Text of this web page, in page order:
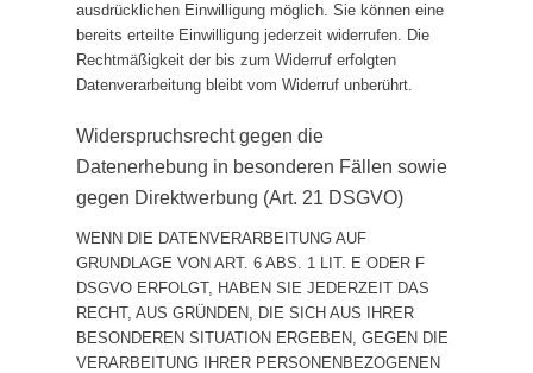
ausdrücklichen Einwilligung möglich. Sie können eine
bereits erteilte Einwilligung jederzeit widerrufen. Die
Rechtmäßigkeit der bis zum Widerruf erfolgten
Datenverarbeitung bleibt vom Widerruf unberührt.
Widerspruchsrecht gegen die
Datenerhebung in besonderen Fällen sowie
gegen Direktwerbung (Art. 21 DSGVO)
WENN DIE DATENVERARBEITUNG AUF
GRUNDLAGE VON ART. 6 ABS. 1 LIT. E ODER F
DSGVO ERFOLGT, HABEN SIE JEDERZEIT DAS
RECHT, AUS GRÜNDEN, DIE SICH AUS IHRER
BESONDEREN SITUATION ERGEBEN, GEGEN DIE
VERARBEITUNG IHRER PERSONENBEZOGENEN